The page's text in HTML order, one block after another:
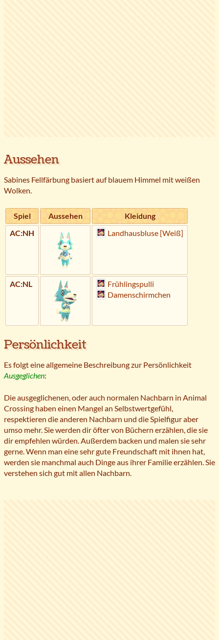
Aussehen
Sabines Fellfärbung basiert auf blauem Himmel mit weißen
Wolken.
Spiel Aussehen
Kleidung
AC:NH
Landhausbluse [Weiß]
AC:NL
Frühlingspulli
Damenschirmchen
Persönlichkeit
Es folgt eine allgemeine Beschreibung zur Persönlichkeit
Ausgeglichen:
Die ausgeglichenen, oder auch normalen Nachbarn in Animal
Crossing haben einen Mangel an Selbstwertgefühl,
respektieren die anderen Nachbarn und die Spielfigur aber
umso mehr. Sie werden dir öfter von Büchern erzählen, die sie
dir empfehlen würden. Außerdem backen und malen sie sehr
gerne. Wenn man eine sehr gute Freundschaft mit ihnen hat,
werden sie manchmal auch Dinge aus ihrer Familie erzählen. Sie
verstehen sich gut mit allen Nachbarn.